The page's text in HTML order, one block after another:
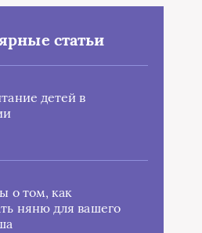
статьи
детей в
о том, как
няню для вашего